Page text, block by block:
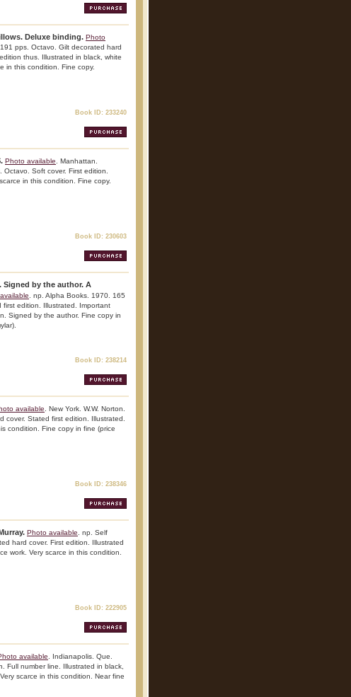
Deluxe binding. Photo
pps. Octavo. Gilt decorated hard
thus. Illustrated in black, white
in this condition. Fine copy.
Book ID: 233240
Photo available . Manhattan.
Soft cover. First edition.
in this condition. Fine copy.
Book ID: 230603
Signed by the author. A
. np. Alpha Books. 1970. 165
edition. Illustrated. Important
Signed by the author. Fine copy in
Book ID: 238214
available . New York. W.W. Norton.
cover. Stated first edition. Illustrated.
condition. Fine copy in fine (price
Book ID: 238346
Photo available . np. Self
hard cover. First edition. Illustrated
work. Very scarce in this condition.
Book ID: 222905
available . Indianapolis. Que.
Full number line. Illustrated in black,
scarce in this condition. Near fine